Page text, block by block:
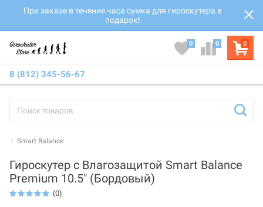
При заказе в течение часа сумка для гироскутера в
подарок!
0
0 0
8 (812) 345-56-67
Smart Balance
Гироскутер с Влагозащитой Smart Balance
Premium 10.5" (Бордовый)
(0)